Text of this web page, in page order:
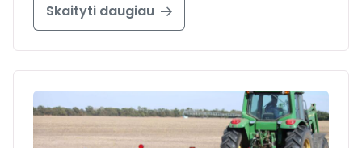
Skaityti daugiau